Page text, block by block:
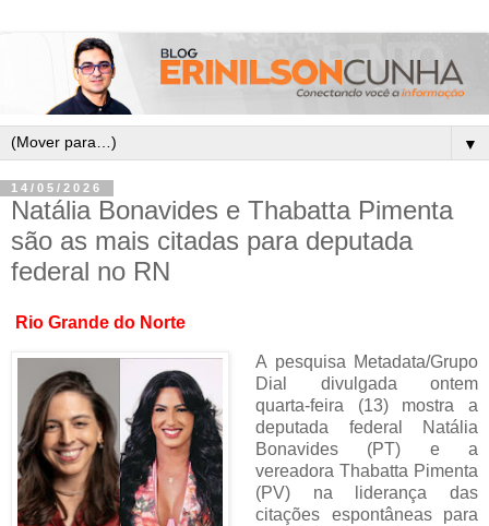
▼
14/05/2026
Natália Bonavides e Thabatta Pimenta
são as mais citadas para deputada
federal no RN
Rio Grande do Norte
A pesquisa Metadata/Grupo
Dial divulgada ontem
quarta-feira (13) mostra a
deputada federal Natália
Bonavides (PT) e a
vereadora Thabatta Pimenta
(PV) na liderança das
citações espontâneas para